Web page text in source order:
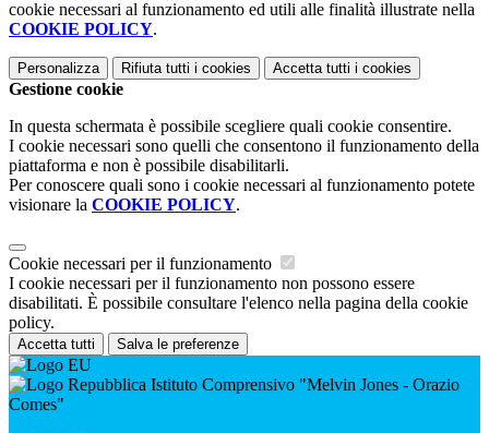
cookie necessari al funzionamento ed utili alle finalità illustrate nella
COOKIE POLICY.
Personalizza Rifiuta tutti i cookies Accetta tutti i cookies
Gestione cookie
In questa schermata è possibile scegliere quali cookie consentire.
I cookie necessari sono quelli che consentono il funzionamento della
piattaforma e non è possibile disabilitarli.
Per conoscere quali sono i cookie necessari al funzionamento potete
visionare la COOKIE POLICY.
Cookie necessari per il funzionamento
I cookie necessari per il funzionamento non possono essere
disabilitati. È possibile consultare l'elenco nella pagina della cookie
policy.
Accetta tutti Salva le preferenze
Istituto Comprensivo "Melvin Jones - Orazio
Comes"